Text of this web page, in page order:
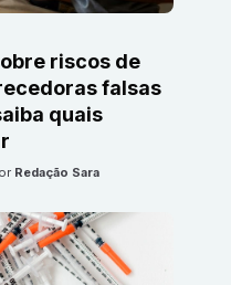
riscos de
falsas
quais
Redação Sara